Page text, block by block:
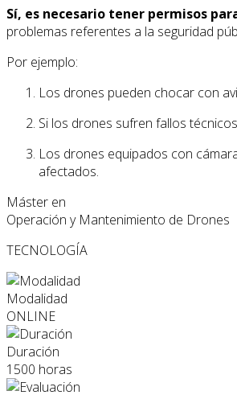
Sí, es necesario tener permisos
problemas referentes a la seguridad
Por ejemplo:
Los drones pueden chocar con
Si los drones sufren fallos
Los drones equipados con
afectados.
Máster en
Operación y Mantenimiento de Drones
TECNOLOGÍA
Modalidad
ONLINE
Duración
1500 horas